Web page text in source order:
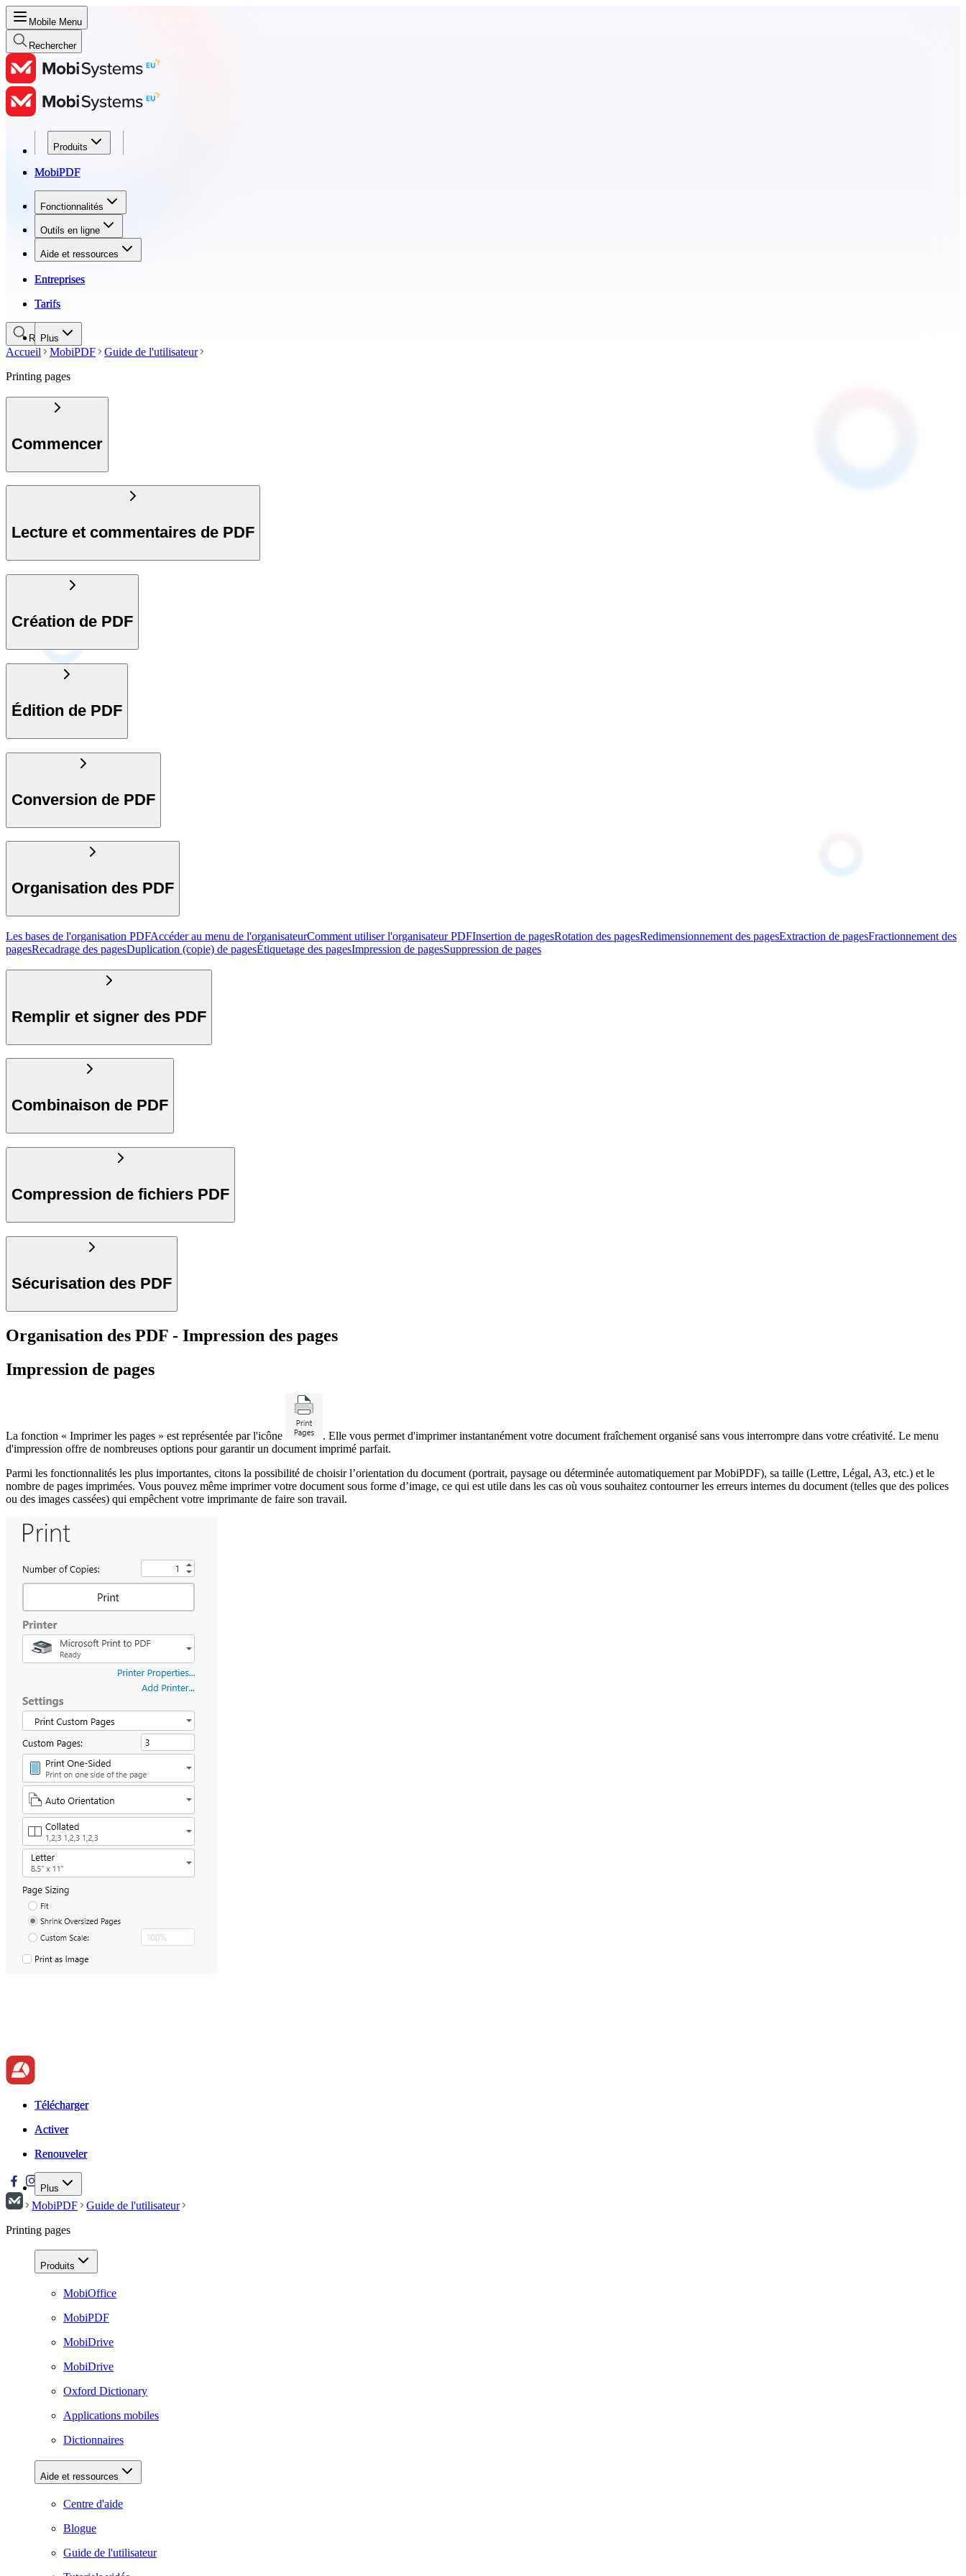
Mobile Menu
Rechercher
Produits
MobiPDF
Fonctionnalités
Outils en ligne
Aide et ressources
Entreprises
Tarifs
Plus
Produits
MobiPDF
Fonctionnalités
Outils en ligne
Aide et ressources
Entreprises
Tarifs
Rechercher
Accueil MobiPDF
Guide de l'utilisateur
Printing pages
Commencer
Lecture et commentaires de PDF
Création de PDF
Édition de PDF
Conversion de PDF
Organisation des PDF
Les bases de l'organisation PDFAccéder au menu de l'organisateurComment utiliser l'organisateur PDFInsertion de pagesRotation des pagesRedimensionnement des pagesExtraction de pagesFractionnement des
pagesRecadrage des pagesDuplication (copie) de pagesÉtiquetage des pagesImpression de pagesSuppression de pages
Remplir et signer des PDF
Combinaison de PDF
Compression de fichiers PDF
Sécurisation des PDF
Organisation des PDF - Impression des pages
Impression de pages
La fonction « Imprimer les pages » est représentée par l'icône
. Elle vous permet d'imprimer instantanément votre document fraîchement organisé sans vous interrompre dans votre créativité. Le menu
d'impression offre de nombreuses options pour garantir un document imprimé parfait.
Parmi les fonctionnalités les plus importantes, citons la possibilité de choisir l’orientation du document (portrait, paysage ou déterminée automatiquement par MobiPDF), sa taille (Lettre, Légal, A3, etc.) et le
nombre de pages imprimées. Vous pouvez même imprimer votre document sous forme d’image, ce qui est utile dans les cas où vous souhaitez contourner les erreurs internes du document (telles que des polices
ou des images cassées) qui empêchent votre imprimante de faire son travail.
Télécharger
Activer
Renouveler
Plus
Télécharger
Activer
Renouveler
MobiPDF
Guide de l'utilisateur
Printing pages
Produits
MobiOffice
MobiPDF
MobiDrive
MobiDrive
Oxford Dictionary
Applications mobiles
Dictionnaires
Aide et ressources
Centre d'aide
Blogue
Guide de l'utilisateur